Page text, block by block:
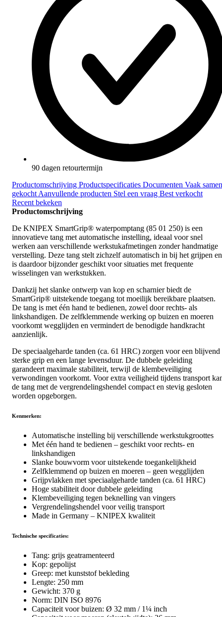
90 dagen retourtermijn
Productomschrijving Productspecificaties Documenten Vaak samen
gekocht Aanvullende producten Stel een vraag Best verkocht
Recent bekeken
Productomschrijving
De KNIPEX SmartGrip® waterpomptang (85 01 250) is een
innovatieve tang met automatische instelling, ideaal voor snel
werken aan verschillende werkstukafmetingen zonder handmatige
verstelling. Deze tang stelt zichzelf automatisch in bij het grijpen en
is daardoor bijzonder geschikt voor situaties met frequente
wisselingen van werkstukken.
Dankzij het slanke ontwerp van kop en scharnier biedt de
SmartGrip® uitstekende toegang tot moeilijk bereikbare plaatsen.
De tang is met één hand te bedienen, zowel door rechts- als
linkshandigen. De zelfklemmende werking op buizen en moeren
voorkomt wegglijden en vermindert de benodigde handkracht
aanzienlijk.
De speciaalgeharde tanden (ca. 61 HRC) zorgen voor een blijvend
sterke grip en een lange levensduur. De dubbele geleiding
garandeert maximale stabiliteit, terwijl de klembeveiliging
verwondingen voorkomt. Voor extra veiligheid tijdens transport
de tang met de vergrendelingshendel compact en stevig gesloten
worden opgeborgen.
Kenmerken:
Automatische instelling bij verschillende werkstukgroottes
Met één hand te bedienen – geschikt voor rechts- en
linkshandigen
Slanke bouwvorm voor uitstekende toegankelijkheid
Zelfklemmend op buizen en moeren – geen wegglijden
Grijpvlakken met speciaalgeharde tanden (ca. 61 HRC)
Hoge stabiliteit door dubbele geleiding
Klembeveiliging tegen beknelling van vingers
Vergrendelingshendel voor veilig transport
Made in Germany – KNIPEX kwaliteit
Technische specificaties:
Tang: grijs geatramenteerd
Kop: gepolijst
Greep: met kunststof bekleding
Lengte: 250 mm
Gewicht: 370 g
Norm: DIN ISO 8976
Capaciteit voor buizen: Ø 32 mm / 1¼ inch